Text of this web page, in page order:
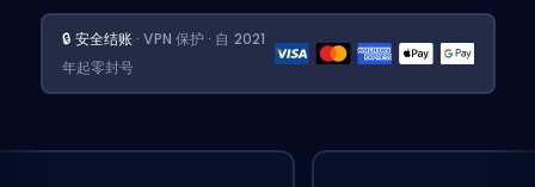
🔒 安全结账 · VPN 保护 · 自 2021
年起零封号